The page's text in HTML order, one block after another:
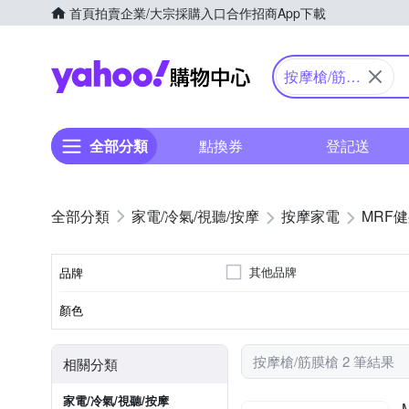
首頁拍賣企業/大宗採購入口合作招商App下載
Yahoo購物中心
按摩槍/筋膜
全部分類
點換券 登記送
家電/冷氣/視聽/按摩 按摩家電 MRF
品牌 其他品牌
顏色
相關分類
家電/冷氣/視聽/按摩
按摩槍/筋膜槍 2 筆結果